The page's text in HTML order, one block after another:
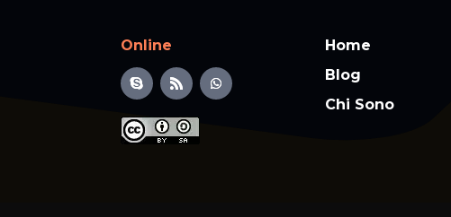
Online
Home
Blog
Chi Sono